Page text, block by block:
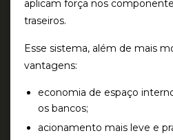
aplicam força nos
traseiros.
Esse sistema, além de mais
vantagens:
economia de espaço
os bancos;
acionamento mais leve e